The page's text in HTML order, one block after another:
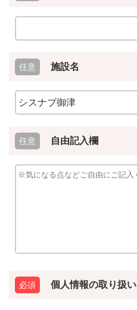
施設名
自由記入欄
個人情報の取り扱い